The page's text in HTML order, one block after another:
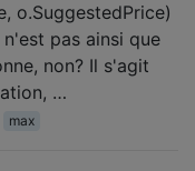
o.SuggestedPrice)
pas ainsi que
non? Il s'agit
…
max